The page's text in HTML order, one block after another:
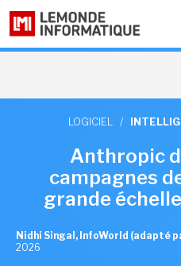
LOGICIEL /
Anthropic
campagnes
grande
Nidhi Singal, InfoWorld (adapté
2026